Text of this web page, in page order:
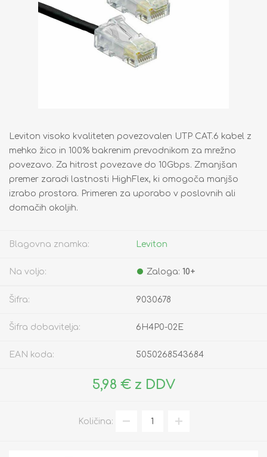
Leviton visoko kvaliteten povezovalen UTP CAT.6 kabel z
mehko žico in 100% bakrenim prevodnikom za mrežno
povezavo. Za hitrost povezave do 10Gbps. Zmanjšan
premer zaradi lastnosti HighFlex, ki omogoča manjšo
izrabo prostora. Primeren za uporabo v poslovnih ali
domačih okoljih.
Blagovna znamka: Leviton
Na voljo: Zaloga: 10+
Šifra: 9030678
Šifra dobavitelja: 6H4P0-02E
EAN koda: 5050268543684
5,98 € z DDV
Količina: